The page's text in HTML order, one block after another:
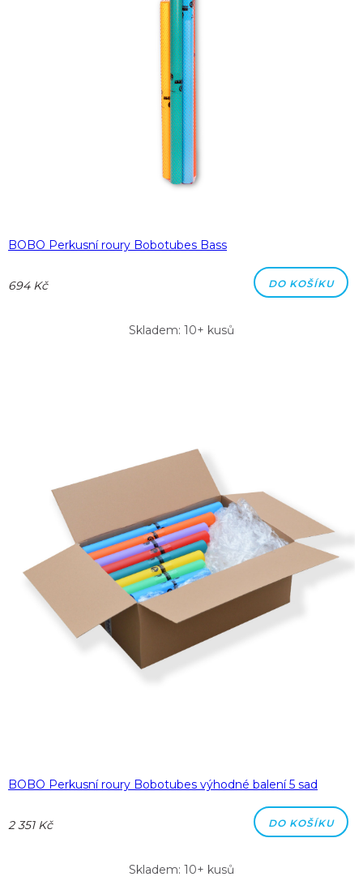
BOBO Perkusní roury Bobotubes Bass
694 Kč DO KOŠÍKU
Skladem: 10+ kusů
BOBO Perkusní roury Bobotubes výhodné balení 5 sad
2 351 Kč DO KOŠÍKU
Skladem: 10+ kusů